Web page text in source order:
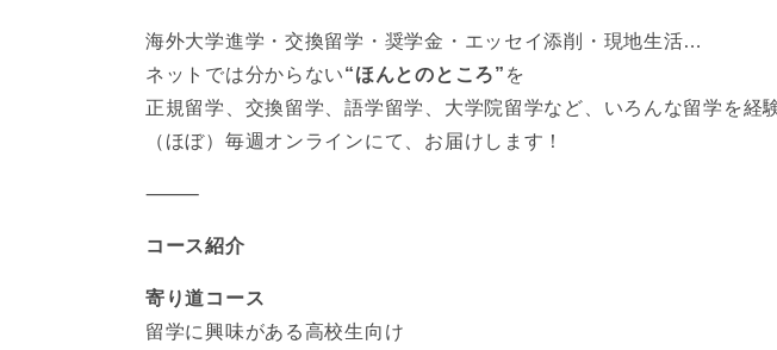
海外大学進学・交換留学・奨学金・エッセイ添削・現地生活…
ネットでは分からない“ほんとのところ” を
正規留学、交換留学、語学留学、大学院留学など、いろんな留学を経
（ほぼ）毎週オンラインにて、お届けします！
⸻
コース紹介
寄り道コース
留学に興味がある高校生向け